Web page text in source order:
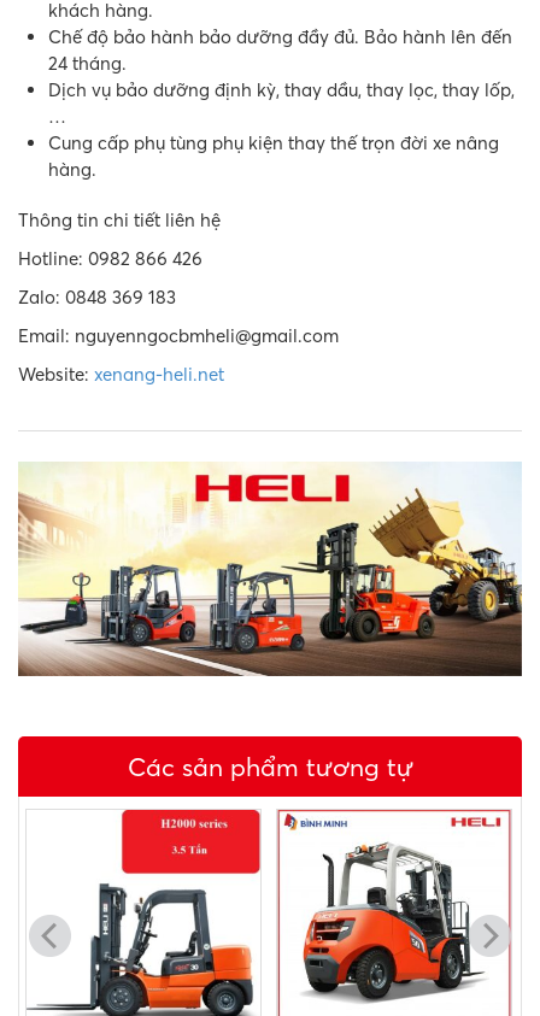
khách hàng.
Chế độ bảo hành bảo dưỡng đầy đủ. Bảo hành lên đến
24 tháng.
Dịch vụ bảo dưỡng định kỳ, thay dầu, thay lọc, thay lốp,
…
Cung cấp phụ tùng phụ kiện thay thế trọn đời xe nâng
hàng.
Thông tin chi tiết liên hệ
Hotline: 0982 866 426
Zalo: 0848 369 183
Email: nguyenngocbmheli@gmail.com
Website: xenang-heli.net
Các sản phẩm tương tự